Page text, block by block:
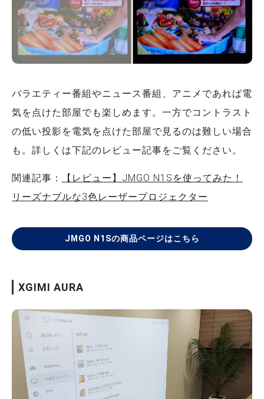
バラエティー番組やニュース番組、アニメであれば電
気を点けた部屋でも楽しめます。一方でコントラスト
の低い投影を電気を点けた部屋で見るのは難しい場合
も。詳しくは下記のレビュー記事をご覧ください。
関連記事：
【レビュー】JMGO N1Sを使ってみた！
リーズナブルな3色レーザープロジェクター
JMGO N1Sの商品ページはこちら
XGIMI AURA